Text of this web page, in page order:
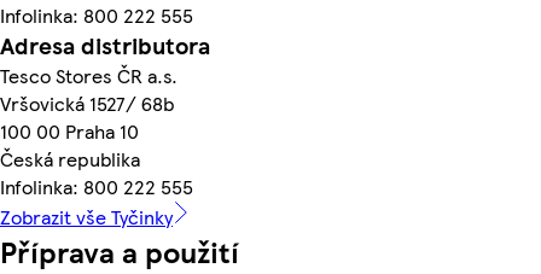
Infolinka: 800 222 555
Adresa distributora
Tesco Stores ČR a.s.
Vršovická 1527/ 68b
100 00 Praha 10
Česká republika
Infolinka: 800 222 555
Zobrazit vše Tyčinky
Příprava a použití